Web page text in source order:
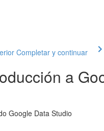
Completar y continuar
a
Google Data Studio